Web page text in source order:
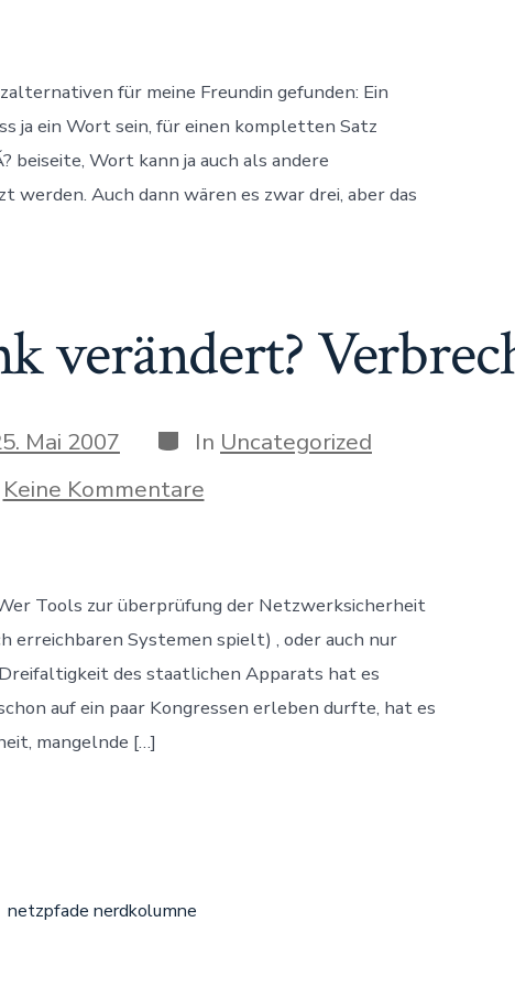
für meine Freundin gefunden: Ein
ja ein Wort sein, für einen kompletten Satz
beiseite, Wort kann ja auch als andere
werden. Auch dann wären es zwar drei, aber das
verändert?
Mai 2007 Kategorien
In Uncategorized
Keine Kommentarezu
Von
verändert?
Verbrecher!
Tools zur überprüfung der Netzwerksicherheit
Systemen spielt) , oder auch nur
des staatlichen Apparats hat es
auf ein paar Kongressen erleben durfte, hat es
mangelnde […]
netzpfade nerdkolumne